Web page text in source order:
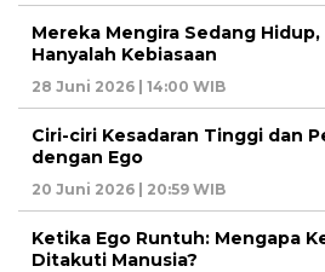
Mereka Mengira Sedang
Hanyalah Kebiasaan
28 Juni 2026 | 14:00 WIB
Ciri-ciri Kesadaran Tinggi dan
dengan Ego
20 Juni 2026 | 20:59 WIB
Ketika Ego Runtuh: Mengapa
Ditakuti Manusia?